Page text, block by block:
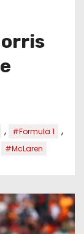
, #Formula 1 ,
#McLaren